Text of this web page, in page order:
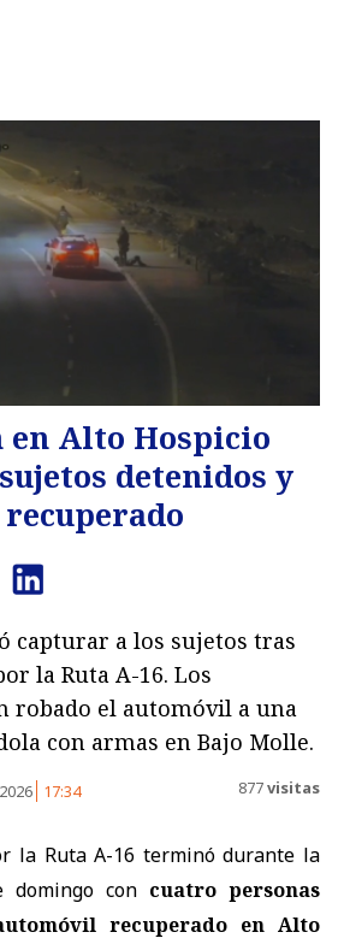
en Alto Hospicio
detenidos y
capturar a los sujetos tras
la Ruta A-16. Los
robado el automóvil a una
con armas en Bajo Molle.
17:34 877visitas
la Ruta A-16 terminó durante la
domingo con cuatro personas
recuperado en Alto